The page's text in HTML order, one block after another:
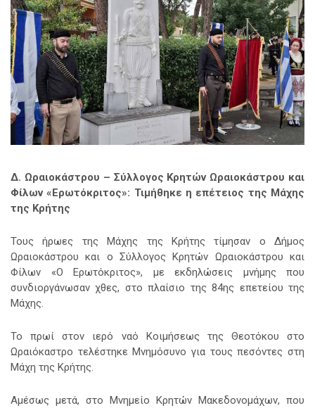
Δ. Ωραιοκάστρου – Σύλλογος Κρητών Ωραιοκάστρου και
Φίλων «Ερωτόκριτος»: Τιμήθηκε η επέτειος της Μάχης
της Κρήτης
Τους ήρωες της Μάχης της Κρήτης τίμησαν ο Δήμος
Ωραιοκάστρου και ο Σύλλογος Κρητών Ωραιοκάστρου και
Φίλων «Ο Ερωτόκριτος», με εκδηλώσεις μνήμης που
συνδιοργάνωσαν χθες, στο πλαίσιο της 84ης επετείου της
Μάχης.
Το πρωί στον ιερό ναό Κοιμήσεως της Θεοτόκου στο
Ωραιόκαστρο τελέστηκε Μνημόσυνο για τους πεσόντες στη
Μάχη της Κρήτης.
Αμέσως μετά, στο Μνημείο Κρητών Μακεδονομάχων, που